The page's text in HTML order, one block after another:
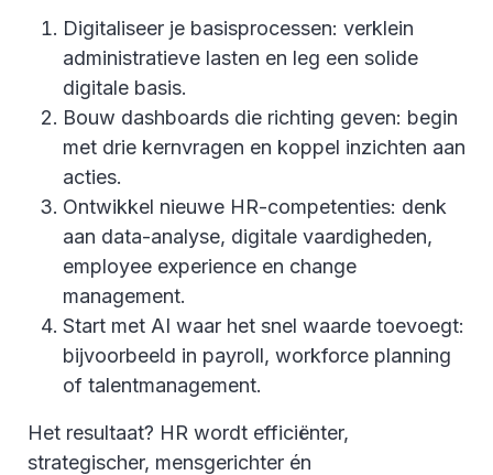
Digitaliseer je basisprocessen: verklein
administratieve lasten en leg een solide
digitale basis.
Bouw dashboards die richting geven: begin
met drie kernvragen en koppel inzichten aan
acties.
Ontwikkel nieuwe HR-competenties: denk
aan data-analyse, digitale vaardigheden,
employee experience en change
management.
Start met AI waar het snel waarde toevoegt:
bijvoorbeeld in payroll, workforce planning
of talentmanagement.
Het resultaat? HR wordt efficiënter,
strategischer, mensgerichter én